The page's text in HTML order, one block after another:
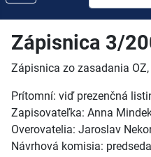
Zápisnica 3/
Zápisnica zo zasadania
Prítomní: viď prezenčná
Zapisovateľka: Anna
Overovatelia: Jaroslav
Návrhová komisia: